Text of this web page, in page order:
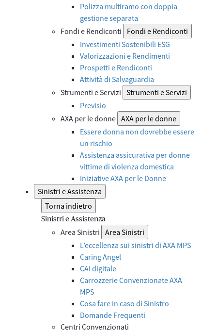
Polizza multiramo con doppia
gestione separata
Fondi e Rendiconti
Fondi e Rendiconti
Investimenti Sostenibili ESG
Valorizzazioni e Rendimenti
Prospetti e Rendiconti
Attività di Salvaguardia
Strumenti e Servizi Strumenti e Servizi
Previsio
AXA per le donne AXA per le donne
Essere donna non dovrebbe essere
un rischio
Assistenza assicurativa per donne
vittime di violenza domestica
Iniziative AXA per le Donne
Sinistri e Assistenza
Torna indietro
Sinistri e Assistenza
Area Sinistri Area Sinistri
L’eccellenza sui sinistri di AXA MPS
Caring Angel
CAI digitale
Carrozzerie Convenzionate AXA
MPS
Cosa fare in caso di Sinistro
Domande Frequenti
Centri Convenzionati